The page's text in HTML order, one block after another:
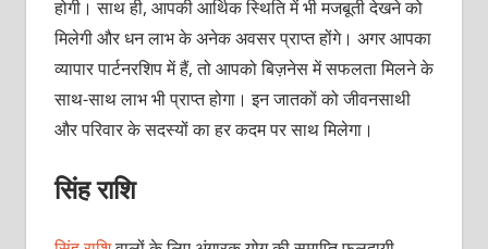
होगी। साथ ही, आपकी आर्थिक स्थिति में भी मजबूती देखने को
मिलेगी और धन लाभ के अनेक अवसर प्राप्त होंगे। अगर आपका
व्यापार पार्टनरशिप में हैं, तो आपको बिज़नेस में सफलता मिलने के
साथ-साथ लाभ भी प्राप्त होगा। इन जातकों को जीवनसाथी
और परिवार के सदस्यों का हर कदम पर साथ मिलेगा।
सिंह राशि